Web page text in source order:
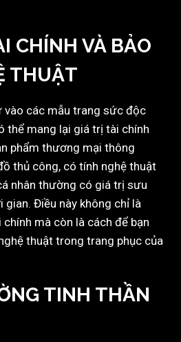
CHÍNH VÀ BẢO
THUẬT
vào các mẫu trang sức độc
thể mang lại giá trị tài chính
phẩm thương mại thông
thủ công, có tính nghệ thuật
nhân thường có giá trị sưu
Điều này không chỉ là
mà còn là cách để bạn
thuật trong trang phục của
TINH THẦN